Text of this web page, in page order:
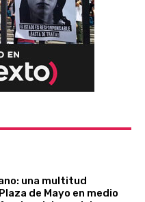
una multitud
de Mayo en medio